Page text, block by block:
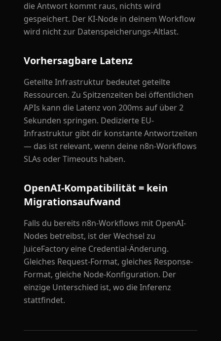
die Antwort kommt raus, nichts wird
gespeichert. Der KI-Node in deinem Workflow
wird nicht zur Datenspeicherungs-Altlast.
Vorhersagbare Latenz
Geteilte Infrastruktur bedeutet geteilte
Ressourcen. Zu Spitzenzeiten bei öffentlichen
APIs kann die Latenz von 200ms auf über 2
Sekunden springen. Dedizierte EU-
Infrastruktur gibt dir konstante Antwortzeiten
— das ist relevant, wenn deine n8n-Workflows
SLAs oder Timeouts haben.
OpenAI-Kompatibilität = kein
Migrationsaufwand
Falls du bereits n8n-Workflows mit OpenAI-
Nodes betreibst, ist der Wechsel zu
JuiceFactory eine Credential-Änderung.
Gleiches Request-Format, gleiches Response-
Format, gleiche Node-Konfiguration. Der
einzige Unterschied ist, wo die Inferenz
stattfindet.